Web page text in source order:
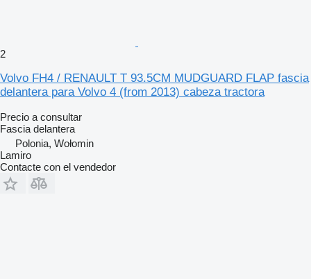
2
Volvo FH4 / RENAULT T 93.5CM MUDGUARD FLAP fascia
delantera para Volvo 4 (from 2013) cabeza tractora
Precio a consultar
Fascia delantera
Polonia, Wołomin
Lamiro
Contacte con el vendedor